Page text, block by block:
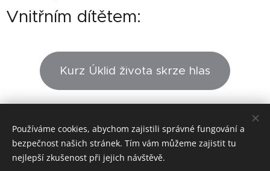
Vnitřním dítětem:
Kurz Úklid života skrze hlas
Používáme cookies, abychom zajistili správné fungování a
bezpečnost našich stránek. Tím vám můžeme zajistit tu
nejlepší zkušenost při jejich návštěvě.